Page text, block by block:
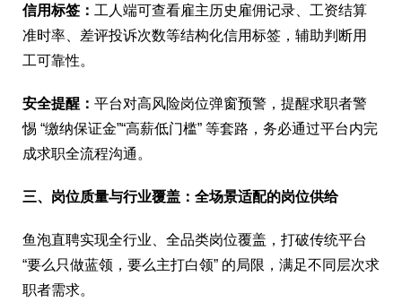
信用标签： 工人端可查看雇主历史雇佣记录、工资结算
准时率、差评投诉次数等结构化信用标签，辅助判断用
工可靠性。
安全提醒： 平台对高风险岗位弹窗预警，提醒求职者警
惕 “缴纳保证金”“高薪低门槛” 等套路，务必通过平台内完
成求职全流程沟通。
三、岗位质量与行业覆盖：全场景适配的岗位供给
鱼泡直聘实现全行业、全品类岗位覆盖，打破传统平台
“要么只做蓝领，要么主打白领” 的局限，满足不同层次求
职者需求。